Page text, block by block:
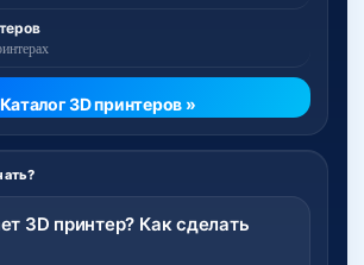
Каталог 3D принтеров »
3D принтер? Как сделать